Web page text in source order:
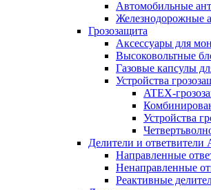
Автомобильные
Железнодорожные
Грозозащита
Аксессуары для
Высоковольтные
Газовые капсулы
Устройства
ATEX-
Устройства
Делители и
Направленные
Ненаправленные
Реактивные